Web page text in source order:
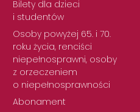
Bilety dla dzieci
i studentów
Osoby powyżej 65. i 70.
roku życia, renciści
niepełnosprawni, osoby
z orzeczeniem
o niepełnosprawności
Abonament